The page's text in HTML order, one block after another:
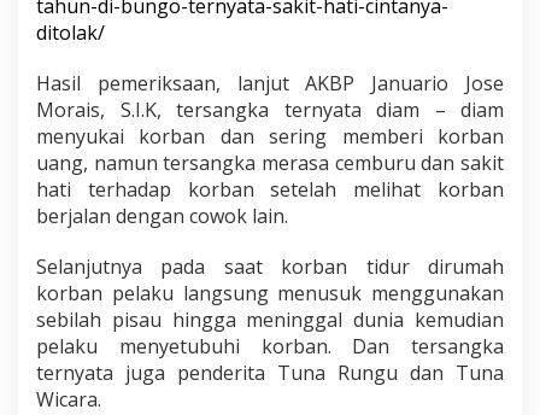
tahun-di-bungo-ternyata-sakit-hati-cintanya-
ditolak/
‌Hasil pemeriksaan, lanjut AKBP Januario Jose
Morais, S.I.K, tersangka ternyata diam – diam
menyukai korban dan sering memberi korban
uang, namun tersangka merasa cemburu dan sakit
hati terhadap korban setelah melihat korban
berjalan dengan cowok lain.
Selanjutnya pada saat korban tidur dirumah
korban pelaku langsung menusuk menggunakan
sebilah pisau hingga meninggal dunia kemudian
pelaku menyetubuhi korban. Dan tersangka
ternyata juga penderita Tuna Rungu dan Tuna
Wicara.